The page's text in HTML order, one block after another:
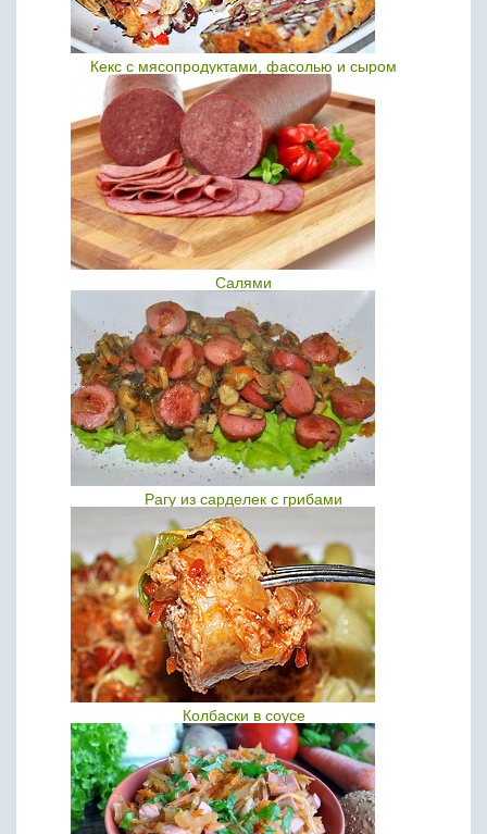
Кекс с мясопродуктами, фасолью и сыром
Салями
Рагу из сарделек с грибами
Колбаски в соусе